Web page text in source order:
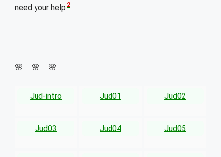
need your help 2
🌸 🌸 🌸
Jud-intro Jud01 Jud02
Jud03 Jud04 Jud05